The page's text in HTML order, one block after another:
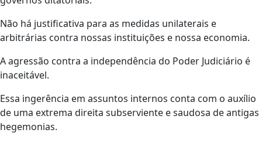
Não há justificativa para as medidas unilaterais e
arbitrárias contra nossas instituições e nossa economia.
A agressão contra a independência do Poder Judiciário é
inaceitável.
Essa ingerência em assuntos internos conta com o auxílio
de uma extrema direita subserviente e saudosa de antigas
hegemonias.